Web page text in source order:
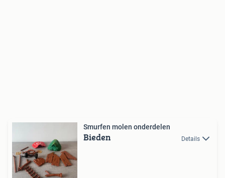
Smurfen molen onderdelen
Bieden Details